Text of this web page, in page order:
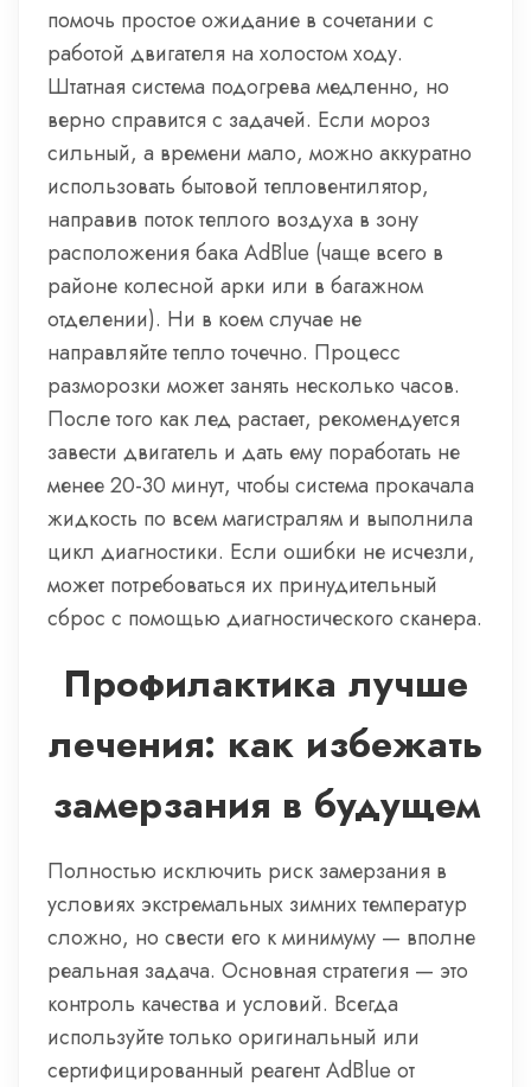
помочь простое ожидание в сочетании с
работой двигателя на холостом ходу.
Штатная система подогрева медленно, но
верно справится с задачей. Если мороз
сильный, а времени мало, можно аккуратно
использовать бытовой тепловентилятор,
направив поток теплого воздуха в зону
расположения бака AdBlue (чаще всего в
районе колесной арки или в багажном
отделении). Ни в коем случае не
направляйте тепло точечно. Процесс
разморозки может занять несколько часов.
После того как лед растает, рекомендуется
завести двигатель и дать ему поработать не
менее 20-30 минут, чтобы система прокачала
жидкость по всем магистралям и выполнила
цикл диагностики. Если ошибки не исчезли,
может потребоваться их принудительный
сброс с помощью диагностического сканера.
Профилактика лучше
лечения: как избежать
замерзания в будущем
Полностью исключить риск замерзания в
условиях экстремальных зимних температур
сложно, но свести его к минимуму — вполне
реальная задача. Основная стратегия — это
контроль качества и условий. Всегда
используйте только оригинальный или
сертифицированный реагент AdBlue от